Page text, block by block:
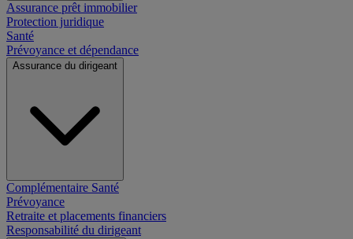
Assurance prêt immobilier
Protection juridique
Santé
Prévoyance et dépendance
Assurance du dirigeant
Complémentaire Santé
Prévoyance
Retraite et placements financiers
Responsabilité du dirigeant